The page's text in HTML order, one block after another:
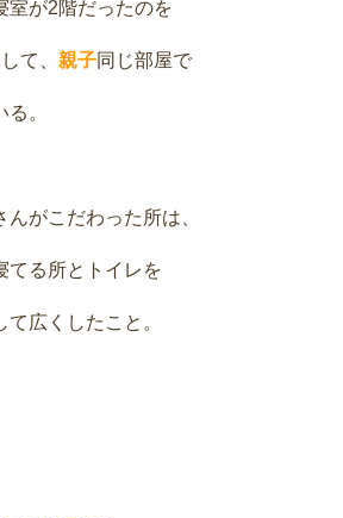
室が2階だったのを
て、 親子同じ部屋で
。
んがこだわった所は、
てる所とトイレを
て広くしたこと。